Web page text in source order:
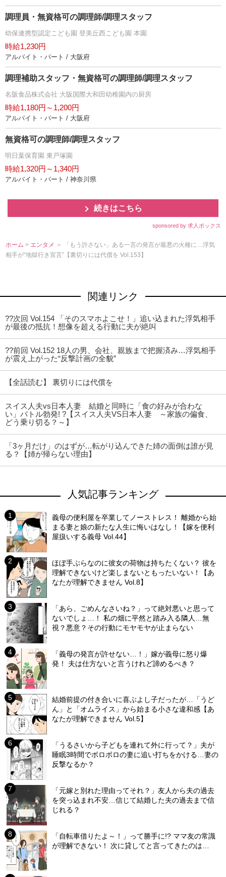
調理員・無資格可の調理師/調理スタッフ
幼保連携型認定こども園 登美丘西こども園 本園
時給1,230円
アルバイト・パート / 大阪府
調理補助スタッフ・無資格可の調理師/調理スタッフ
名阪食品株式会社 大阪国際大和田幼稚園内の厨房
時給1,180円～1,200円
アルバイト・パート / 大阪府
無資格可の調理師/調理スタッフ
明日葉保育園 東戸塚園
時給1,320円～1,340円
アルバイト・パート / 神奈川県
続きはこちら
sponsored by 求人ボックス
ホーム > エンタメ ＞ 「もう許さない」ある一言の発言が最悪の火種に…浮気
相手が“地獄行き宣言”【裏切りには代償を Vol.153】
関連リンク
??次回 Vol.154 「そのスマホよこせ！」追い込まれた浮気相手
が最後の抵抗！想像を超える行動に夫が絶叫
??前回 Vol.152 18人の男、会社、親族まで把握済み…浮気相手
が震え上がった“反撃計画の全貌”
【全話読む】 裏切りには代償を
スイス人夫vs日本人妻 結婚と同時に「食の好みが合わな
い」バトル勃発! ?【スイス人夫VS日本人妻 ～家族の偏食、
どう乗り切る？～】
「3ヶ月だけ」のはずが…転がり込んできた姉の面倒は誰が見
る？【姉が帰らない理由】
人気記事ランキング
義母の便利屋を卒業してノーストレス！ 離婚から始
まる妻と娘の新たな人生に悔いはなし！【嫁を便利
屋扱いする義母 Vol.44】
ほぼ手ぶらなのに彼女の荷物は持ちたくない？ 彼を
理解できないけど楽しまないともったいない！【あ
なたが理解できません Vol.8】
「あら、ごめんなさいね？」って絶対悪いと思って
ないでしょ…！ 私の畑に平然と踏み入る隣人…無
視？悪意？その行動にモヤモヤが止まらない
「義母の発言が許せない…！」嫁が義母に怒り爆
発！ 夫は仕方ないと言うけれど諦めるべき？
結婚前提の付き合いに喜ぶよし子だったが…「うど
ん」と「オムライス」から始まる小さな違和感【あ
なたが理解できません Vol.5】
「うるさいから子どもを連れて外に行って？」夫が
睡眠3時間でボロボロの妻に追い打ちをかける…妻の
反撃なるか？
「元嫁と別れた理由ってそれ？」友人から夫の過去
を突っ込まれ不安…信じて結婚した夫の過去まで信
じれる？
「自転車借りたよ～！」って勝手に!? ママ友の常識
が理解できない！ 次に貸してと言ってきたのは…